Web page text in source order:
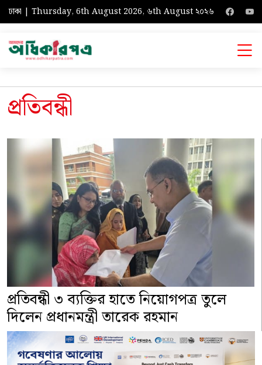
ঢাকা | Thursday, 6th August 2026, ৬th August ২০২৬
প্রতিবন্ধী
প্রতিবন্ধী ৩ ব্যক্তির হাতে নিয়োগপত্র তুলে
দিলেন প্রধানমন্ত্রী তারেক রহমান